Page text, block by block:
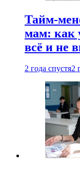
Тайм-
мам: как
всё и не
2 года спустя2